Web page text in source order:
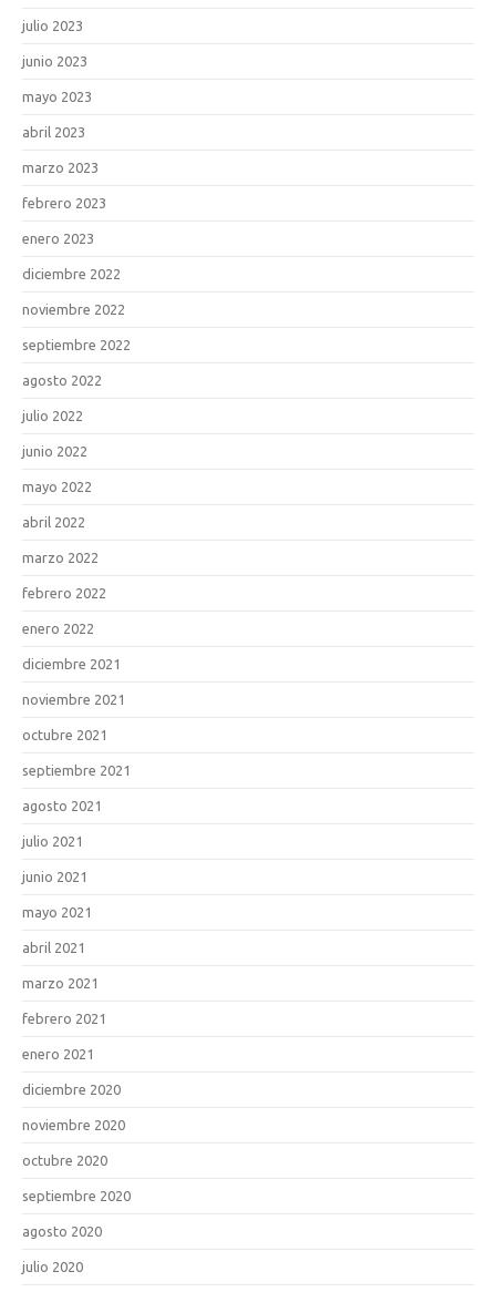
julio 2023
junio 2023
mayo 2023
abril 2023
marzo 2023
febrero 2023
enero 2023
diciembre 2022
noviembre 2022
septiembre 2022
agosto 2022
julio 2022
junio 2022
mayo 2022
abril 2022
marzo 2022
febrero 2022
enero 2022
diciembre 2021
noviembre 2021
octubre 2021
septiembre 2021
agosto 2021
julio 2021
junio 2021
mayo 2021
abril 2021
marzo 2021
febrero 2021
enero 2021
diciembre 2020
noviembre 2020
octubre 2020
septiembre 2020
agosto 2020
julio 2020